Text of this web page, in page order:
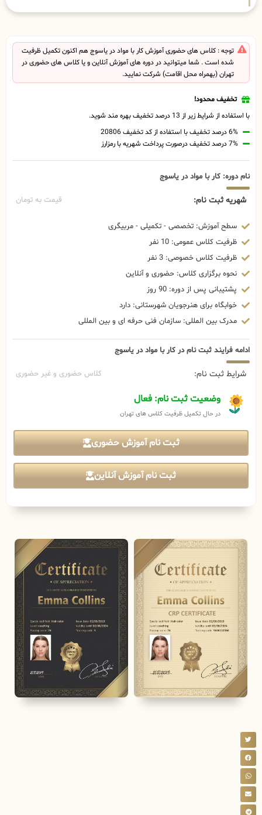
توجه : کلاس های حضوری آموزش کار با مواد در یاسوج هم اکنون تکمیل ظرفیت
شده است . شما میتوانید در دوره های آموزش آنلاین و یا کلاس های حضوری در
تهران (بهمراه محل اقامت) شرکت نمایید.
تخفیف محدود!
با استفاده از شرایط زیر از 13 درصد تخفیف بهره مند شوید.
6% درصد تخفیف با استفاده از کد تخفیف 20806
7% درصد تخفیف درصورت پرداخت شهریه با رمزارز
نام دوره: کار با مواد در یاسوج
شهریه ثبت نام: قیمت به تومان
سطح آموزش: تخصصی - تکمیلی - مربیگری
ظرفیت کلاس عمومی: 10 نفر
ظرفیت کلاس خصوصی: 3 نفر
نحوه برگزاری کلاس: حضوری و آنلاین
پشتیبانی پس از دوره: 90 روز
خوابگاه برای هنرجویان شهرستانی: دارد
مدرک بین المللی: سازمان فنی حرفه ای و بین المللی
ادامه فرایند ثبت نام در کار با مواد در یاسوج
شرایط ثبت نام: کلاس حضوری و غیر حضوری
وضعیت ثبت نام: فعال
در حال تکمیل ظرفیت کلاس های تهران
ثبت نام آموزش حضوری
ثبت نام آموزش آنلاین